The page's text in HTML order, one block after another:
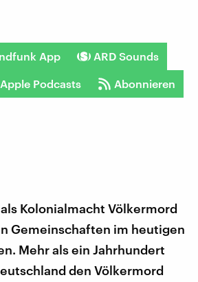
App ARD Sounds
Apple Podcasts Abonnieren
Kolonialmacht Völkermord
Gemeinschaften im heutigen
Mehr als ein Jahrhundert
den Völkermord